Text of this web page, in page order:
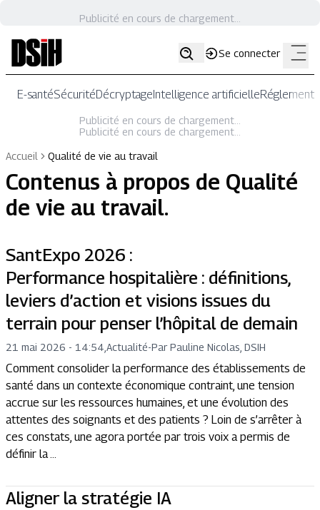
Publicité en cours de chargement...
Se connecter
E-santéSécuritéDécryptageIntelligence artificielle
Publicité en cours de chargement...
Publicité en cours de chargement...
Accueil
Qualité de vie au travail
Contenus à propos de Qualité
de vie au travail.
SantExpo 2026 :
Performance hospitalière : définitions,
leviers d’action et visions issues du
terrain pour penser l’hôpital de demain
21 mai 2026 - 14:54 Actualité-Par Pauline Nicolas, DSIH
Comment consolider la performance des établissements de
santé dans un contexte économique contraint, une tension
accrue sur les ressources humaines, et une évolution des
attentes des soignants et des patients ? Loin de s’arrêter à
ces constats, une agora portée par trois voix a permis de
définir la ...
Aligner la stratégie IA